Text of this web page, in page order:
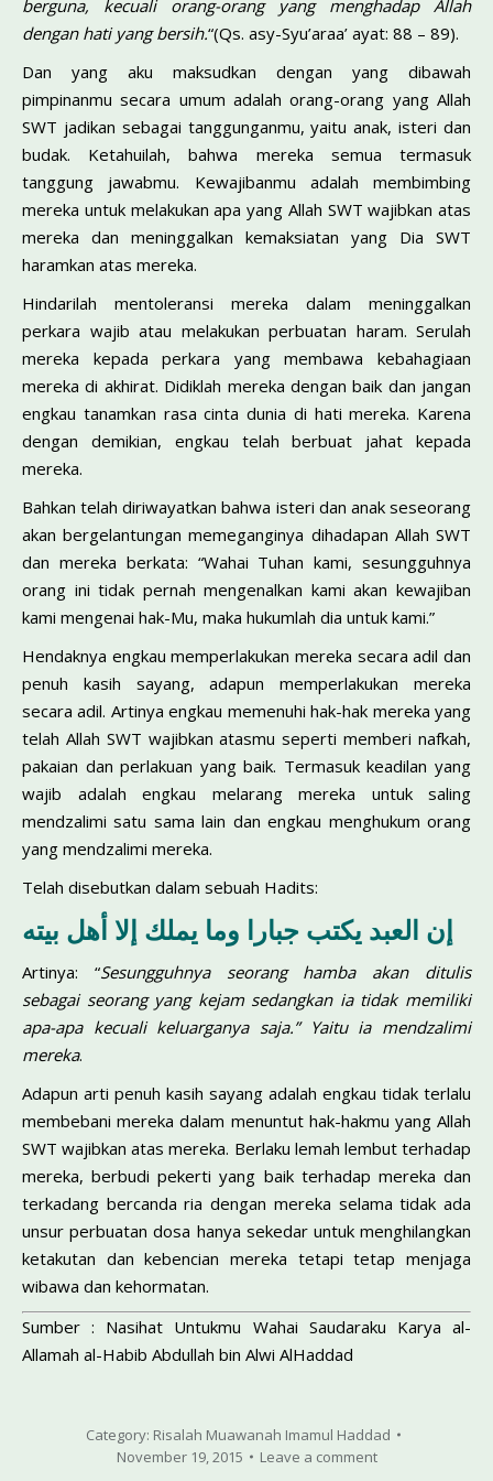
berguna, kecuali orang-orang yang menghadap Allah
dengan hati yang bersih.“(Qs. asy-Syu’araa’ ayat: 88 – 89).
Dan yang aku maksudkan dengan yang dibawah
pimpinanmu secara umum adalah orang-orang yang Allah
SWT jadikan sebagai tanggunganmu, yaitu anak, isteri dan
budak. Ketahuilah, bahwa mereka semua termasuk
tanggung jawabmu. Kewajibanmu adalah membimbing
mereka untuk melakukan apa yang Allah SWT wajibkan atas
mereka dan meninggalkan kemaksiatan yang Dia SWT
haramkan atas mereka.
Hindarilah mentoleransi mereka dalam meninggalkan
perkara wajib atau melakukan perbuatan haram. Serulah
mereka kepada perkara yang membawa kebahagiaan
mereka di akhirat. Didiklah mereka dengan baik dan jangan
engkau tanamkan rasa cinta dunia di hati mereka. Karena
dengan demikian, engkau telah berbuat jahat kepada
mereka.
Bahkan telah diriwayatkan bahwa isteri dan anak seseorang
akan bergelantungan memeganginya dihadapan Allah SWT
dan mereka berkata: “Wahai Tuhan kami, sesungguhnya
orang ini tidak pernah mengenalkan kami akan kewajiban
kami mengenai hak-Mu, maka hukumlah dia untuk kami.”
Hendaknya engkau memperlakukan mereka secara adil dan
penuh kasih sayang, adapun memperlakukan mereka
secara adil. Artinya engkau memenuhi hak-hak mereka yang
telah Allah SWT wajibkan atasmu seperti memberi nafkah,
pakaian dan perlakuan yang baik. Termasuk keadilan yang
wajib adalah engkau melarang mereka untuk saling
mendzalimi satu sama lain dan engkau menghukum orang
yang mendzalimi mereka.
Telah disebutkan dalam sebuah Hadits:
إن العبد يكتب جبارا وما يملك إلا أهل بيته
Artinya: “Sesungguhnya seorang hamba akan ditulis
sebagai seorang yang kejam sedangkan ia tidak memiliki
apa-apa kecuali keluarganya saja.” Yaitu ia mendzalimi
mereka.
Adapun arti penuh kasih sayang adalah engkau tidak terlalu
membebani mereka dalam menuntut hak-hakmu yang Allah
SWT wajibkan atas mereka. Berlaku lemah lembut terhadap
mereka, berbudi pekerti yang baik terhadap mereka dan
terkadang bercanda ria dengan mereka selama tidak ada
unsur perbuatan dosa hanya sekedar untuk menghilangkan
ketakutan dan kebencian mereka tetapi tetap menjaga
wibawa dan kehormatan.
Sumber : Nasihat Untukmu Wahai Saudaraku Karya al-
Allamah al-Habib Abdullah bin Alwi AlHaddad
Category: Risalah Muawanah Imamul Haddad
November 19, 2015
Leave a comment